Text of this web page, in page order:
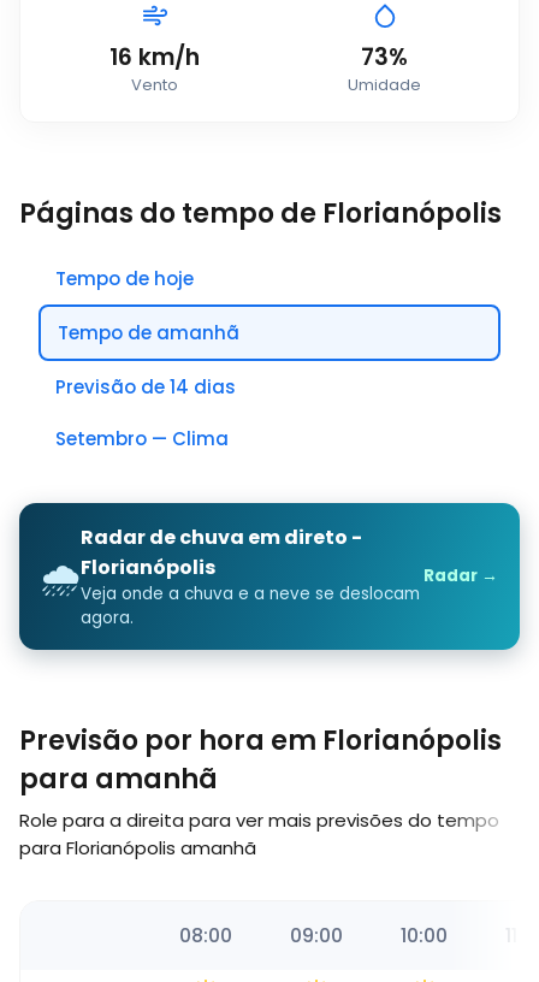
16 km/h
Vento
73%
Umidade
Páginas do tempo de Florianópolis
Tempo de hoje
Tempo de amanhã
Previsão de 14 dias
Setembro — Clima
🌧️
Radar de chuva em direto -
Florianópolis
Veja onde a chuva e a neve se deslocam
agora.
Radar →
Previsão por hora em Florianópolis
para amanhã
Role para a direita para ver mais previsões do tempo
para Florianópolis amanhã
08:00 09:00 10:00